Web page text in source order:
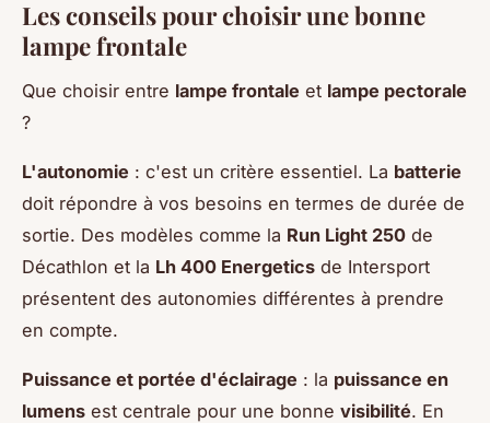
Les conseils pour choisir une bonne
lampe frontale
Que choisir entre lampe frontale et lampe pectorale
?
L'autonomie : c'est un critère essentiel. La batterie
doit répondre à vos besoins en termes de durée de
sortie. Des modèles comme la Run Light 250 de
Décathlon et la Lh 400 Energetics de Intersport
présentent des autonomies différentes à prendre
en compte.
Puissance et portée d'éclairage : la puissance en
lumens est centrale pour une bonne visibilité. En